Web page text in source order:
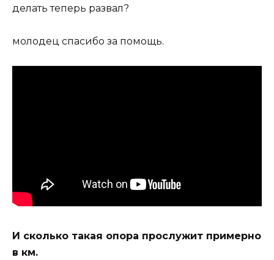
делать теперь развал?
молодец спасибо за помощь.
И сколько такая опора прослужит примерно
в км.